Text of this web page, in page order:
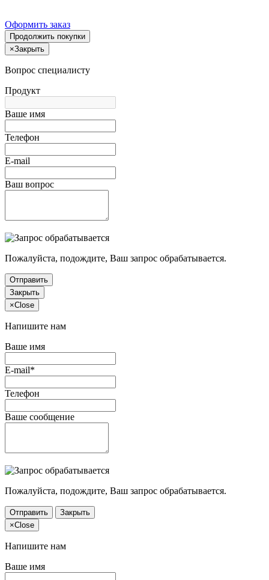
Оформить заказ
Продолжить покупки
×Закрыть
Вопрос специалисту
Продукт
Ваше имя
Телефон
E-mail
Ваш вопрос
Пожалуйста, подождите, Ваш запрос обрабатывается.
Отправить
Закрыть
×Close
Напишите нам
Ваше имя
E-mail*
Телефон
Ваше сообщение
Пожалуйста, подождите, Ваш запрос обрабатывается.
Отправить
Закрыть
×Close
Напишите нам
Ваше имя